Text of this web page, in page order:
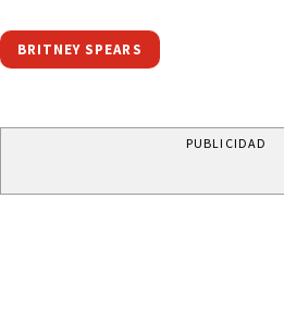
BRITNEY SPEARS
PUBLICIDAD